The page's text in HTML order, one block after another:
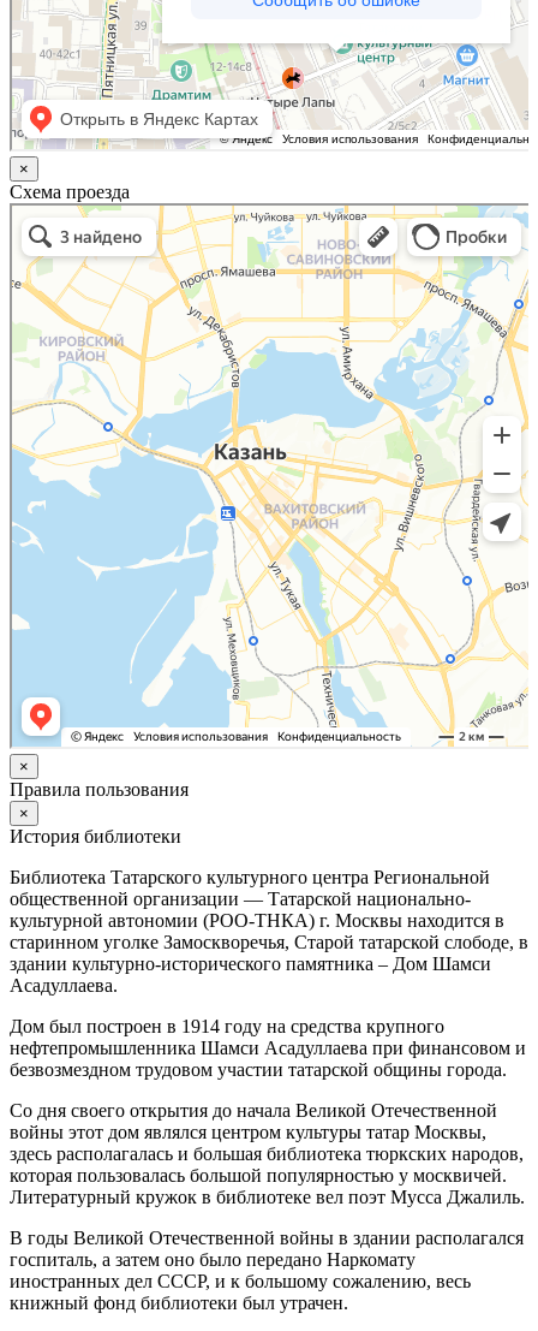
×
Схема проезда
Казань
Малый Татарский переулок, 8 на карте Москвы, ближайшее метро Новокузнецкая —
Яндекс.Карты
×
Правила пользования
×
История библиотеки
Библиотека Татарского культурного центра Региональной
общественной организации — Татарской национально-
культурной автономии (РОО-ТНКА) г. Москвы находится в
старинном уголке Замоскворечья, Старой татарской слободе, в
здании культурно-исторического памятника – Дом Шамси
Асадуллаева.
Дом был построен в 1914 году на средства крупного
нефтепромышленника Шамси Асадуллаева при финансовом и
безвозмездном трудовом участии татарской общины города.
Со дня своего открытия до начала Великой Отечественной
войны этот дом являлся центром культуры татар Москвы,
здесь располагалась и большая библиотека тюркских народов,
которая пользовалась большой популярностью у москвичей.
Литературный кружок в библиотеке вел поэт Мусса Джалиль.
В годы Великой Отечественной войны в здании располагался
госпиталь, а затем оно было передано Наркомату
иностранных дел СССР, и к большому сожалению, весь
книжный фонд библиотеки был утрачен.